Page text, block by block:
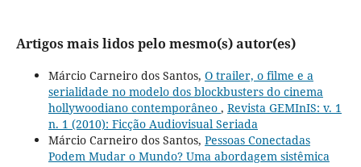
Artigos mais lidos pelo mesmo(s) autor(es)
Márcio Carneiro dos Santos, O trailer, o filme e a
serialidade no modelo dos blockbusters do cinema
hollywoodiano contemporâneo , Revista GEMInIS: v. 1
n. 1 (2010): Ficção Audiovisual Seriada
Márcio Carneiro dos Santos, Pessoas Conectadas
Podem Mudar o Mundo? Uma abordagem sistêmica